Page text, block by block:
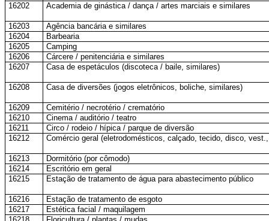
16202
Academia de ginástica / dança / artes marciais e similares
16203
Agência bancária e similares
16204
Barbearia
16205
Camping
16206
Cárcere / penitenciária e similares
16207
Casa de espetáculos (discoteca / baile, similares)
16208 Casa de diversões (jogos eletrônicos, boliche, similares)
16209
Cemitério / necrotério / crematório
16210
Cinema / auditório / teatro
16211
Circo / rodeio / hípica / parque de diversão
16212
Comércio geral (eletrodomésticos, calçado, tecido, disco,
16213
Dormitório (por cômodo)
16214
Escritório em geral
16215
Estação de tratamento de água para abastecimento público
16216
Estação de tratamento de esgoto
16217
Estética facial / maquilagem